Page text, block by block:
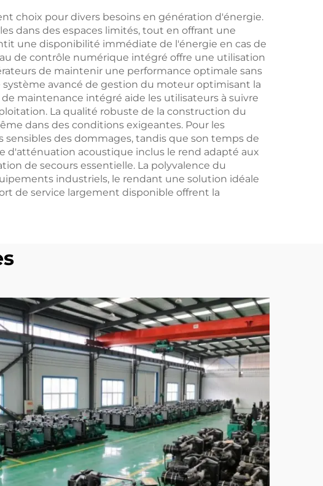
pression SDEC et
démarrage froid
choix pour divers besoins en génération d'énergie.
dans des espaces limités, tout en offrant une
une disponibilité immédiate de l'énergie en cas de
de contrôle numérique intégré offre une utilisation
de maintenir une performance optimale sans
avancé de gestion du moteur optimisant la
maintenance intégré aide les utilisateurs à suivre
La qualité robuste de la construction du
dans des conditions exigeantes. Pour les
des dommages, tandis que son temps de
d'atténuation acoustique inclus le rend adapté aux
de secours essentielle. La polyvalence du
industriels, le rendant une solution idéale
de service largement disponible offrent la